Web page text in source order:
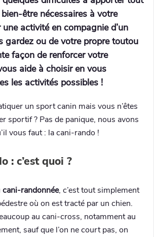
être nécessaires à votre
activité en compagnie d’un
gardez ou de votre propre toutou
façon de renforcer votre
aide à choisir en vous
les activités possibles !
un sport canin mais vous n’êtes
sportif ? Pas de panique, nous avons
vous faut : la cani-rando !
: c’est quoi ?
cani-randonnée, c’est tout simplement
où on est tracté par un chien.
au cani-cross, notamment au
sauf que l’on ne court pas, on